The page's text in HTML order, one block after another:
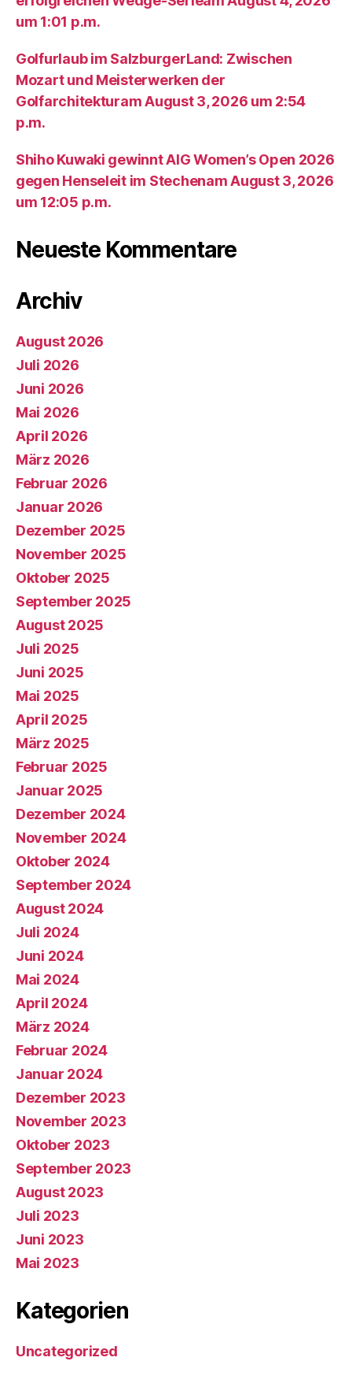
um 1:01 p.m.
Golfurlaub im SalzburgerLand: Zwischen
Mozart und Meisterwerken der
Golfarchitekturam August 3, 2026 um 2:54
p.m.
Shiho Kuwaki gewinnt AIG Women’s Open 2026
gegen Henseleit im Stechenam August 3, 2026
um 12:05 p.m.
Neueste Kommentare
Archiv
August 2026
Juli 2026
Juni 2026
Mai 2026
April 2026
März 2026
Februar 2026
Januar 2026
Dezember 2025
November 2025
Oktober 2025
September 2025
August 2025
Juli 2025
Juni 2025
Mai 2025
April 2025
März 2025
Februar 2025
Januar 2025
Dezember 2024
November 2024
Oktober 2024
September 2024
August 2024
Juli 2024
Juni 2024
Mai 2024
April 2024
März 2024
Februar 2024
Januar 2024
Dezember 2023
November 2023
Oktober 2023
September 2023
August 2023
Juli 2023
Juni 2023
Mai 2023
Kategorien
Uncategorized